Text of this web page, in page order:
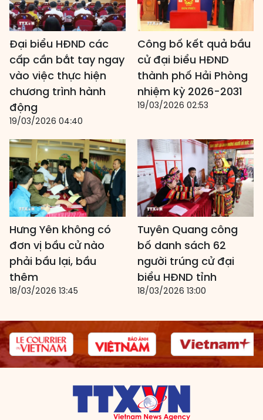
Đại biểu HĐND các
cấp cần bắt tay ngay
vào việc thực hiện
chương trình hành
động
19/03/2026 04:40
Công bố kết quả bầu
cử đại biểu HĐND
thành phố Hải Phòng
nhiệm kỳ 2026-2031
19/03/2026 02:53
Hưng Yên không có
đơn vị bầu cử nào
phải bầu lại, bầu
thêm
18/03/2026 13:45
Tuyên Quang công
bố danh sách 62
người trúng cử đại
biểu HĐND tỉnh
18/03/2026 13:00